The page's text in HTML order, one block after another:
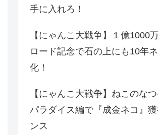
手に入れろ！
【にゃんこ大戦争】１億1000
ロード記念で石の上にも10年
化！
【にゃんこ大戦争】ねこのな
パラダイス編で『成金ネコ』
ンス